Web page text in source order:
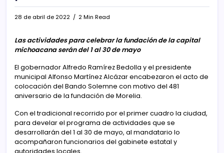
28 de abril de 2022 2 Min Read
Las actividades para celebrar la fundación de la capital
michoacana serán del 1 al 30 de mayo
El gobernador Alfredo Ramírez Bedolla y el presidente
municipal Alfonso Martínez Alcázar encabezaron el acto de
colocación del Bando Solemne con motivo del 481
aniversario de la fundación de Morelia.
Con el tradicional recorrido por el primer cuadro la ciudad,
para develar el programa de actividades que se
desarrollarán del 1 al 30 de mayo, al mandatario lo
acompañaron funcionarios del gabinete estatal y
autoridades locales.